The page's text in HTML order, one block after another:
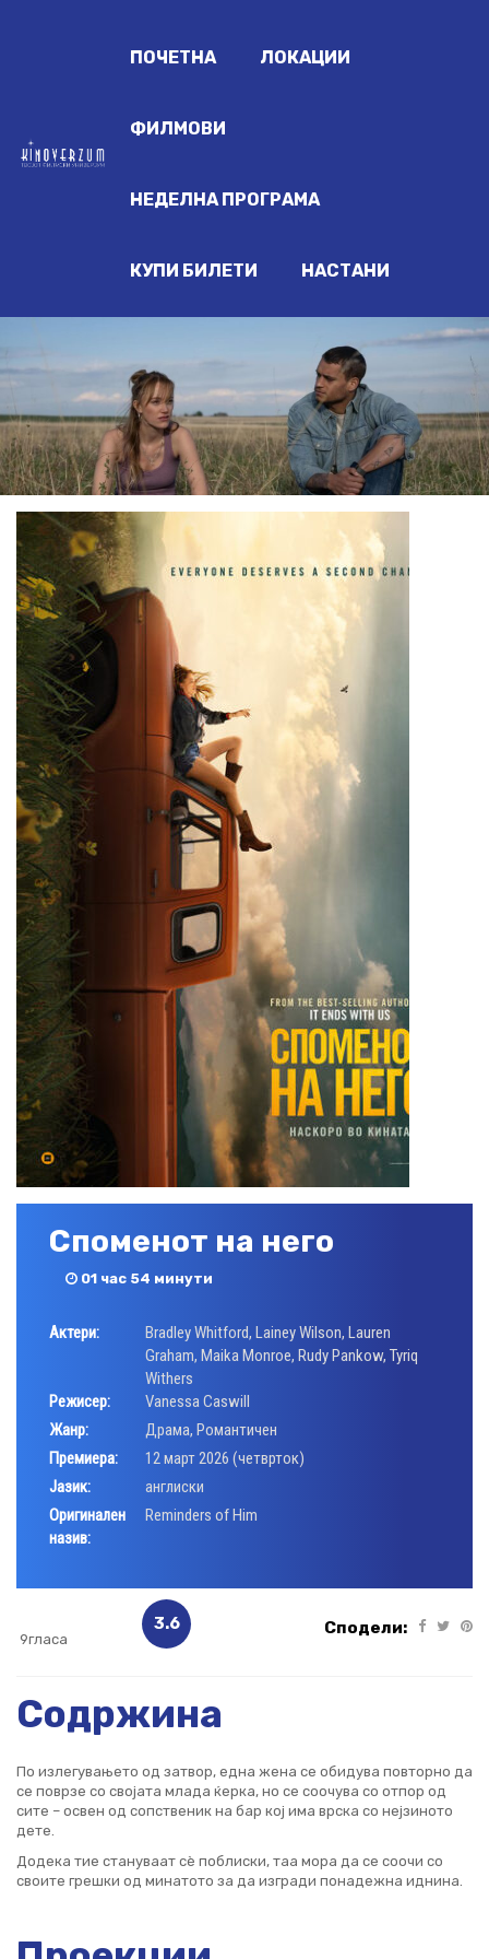
ПОЧЕТНА ЛОКАЦИИ
ФИЛМОВИ
НЕДЕЛНА ПРОГРАМА
КУПИ БИЛЕТИ НАСТАНИ
Споменот на него
01 час 54 минути
Актери: Bradley Whitford, Lainey Wilson, Lauren
Graham, Maika Monroe, Rudy Pankow, Tyriq
Withers
Режисер:
Vanessa Caswill
Жанр:
Драма, Романтичен
Премиера:
12 март 2026 (четврток)
Јазик:
англиски
Оригинален
назив:
Reminders of Him
9гласа
3.6 Сподели:
Содржина
По излегувањето од затвор, една жена се обидува повторно да
се поврзе со својата млада ќерка, но се соочува со отпор од
сите – освен од сопственик на бар кој има врска со нејзиното
дете.
Додека тие стануваат сè поблиски, таа мора да се соочи со
своите грешки од минатото за да изгради понадежна иднина.